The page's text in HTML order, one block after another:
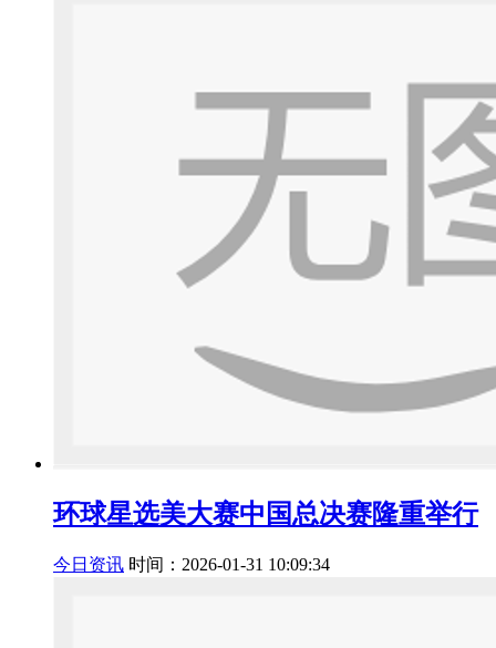
环球星选美大赛中国总决赛隆重举行
今日资讯 时间：2026-01-31 10:09:34